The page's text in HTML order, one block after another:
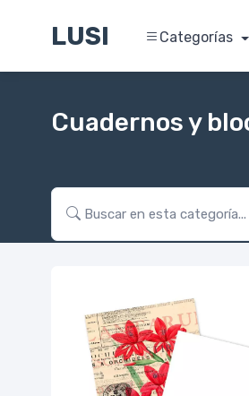
LUSI Categorías
Cuadernos y